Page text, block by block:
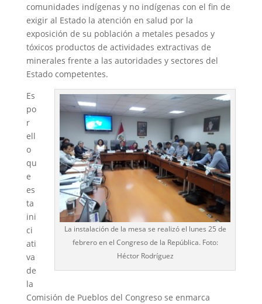
comunidades indígenas y no indígenas con el fin de
exigir al Estado la atención en salud por la
exposición de su población a metales pesados y
tóxicos productos de actividades extractivas de
minerales frente a las autoridades y sectores del
Estado competentes.
La instalación de la mesa se realizó el lunes 25 de
febrero en el Congreso de la República. Foto:
Héctor Rodríguez
Es
po
r
ell
o
qu
e
es
ta
ini
ci
ati
va
de
la
Comisión de Pueblos del Congreso se enmarca